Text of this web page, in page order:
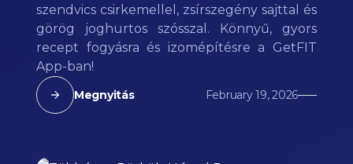
szendvics csirkemellel, zsírszegény sajttal és
görög joghurtos szósszal. Könnyű, gyors
recept fogyásra és izomépítésre a GetFIT
App-ban!
Megnyitás February 19, 2026